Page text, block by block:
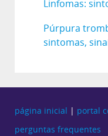
Linfomas:
Púrpura
sintomas,
página inicial portal
perguntas frequentes